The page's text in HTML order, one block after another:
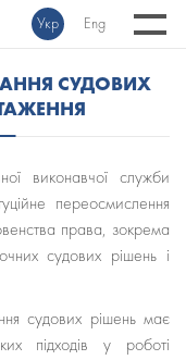
Укр Eng
СУДОВИХ
виконавчої служби
переосмислення
права, зокрема
судових рішень і
судових рішень має
підходів у роботі